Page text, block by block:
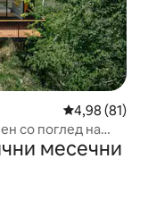
Просечна
4,98 (81)
со поглед на
месечни